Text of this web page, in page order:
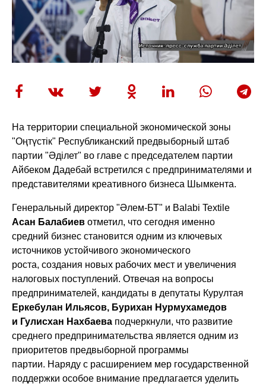
На территории специальной экономической зоны
"Оңтүстік" Республиканский предвыборный штаб
партии "Әділет" во главе с председателем партии
Айбеком Дадебай встретился с предпринимателями и
представителями креативного бизнеса Шымкента.
Генеральный директор "Әлем-БТ" и Balabi Textile
Асан Балабиев отметил, что сегодня именно
средний бизнес становится одним из ключевых
источников устойчивого экономического
роста, создания новых рабочих мест и увеличения
налоговых поступлений. Отвечая на вопросы
предпринимателей, кандидаты в депутаты Курултая
Еркебулан Ильясов, Бурихан Нурмухамедов
и Гулисхан Нахбаева подчеркнули, что развитие
среднего предпринимательства является одним из
приоритетов предвыборной программы
партии. Наряду с расширением мер государственной
поддержки особое внимание предлагается уделить